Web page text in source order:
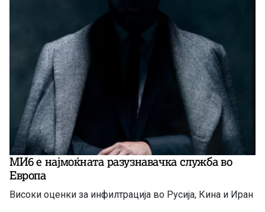
МИ6 е најмоќната разузнавачка служба во
Европа
Високи оценки за инфилтрација во Русија, Кина и Иран